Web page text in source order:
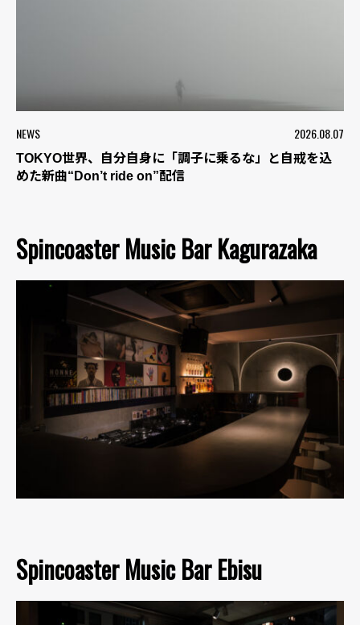
NEWS 2026.08.07
TOKYO世界、自分自身に「調子に乗るな」と自戒を込
めた新曲“Don’t ride on”配信
Spincoaster Music Bar Kagurazaka
Spincoaster Music Bar Ebisu